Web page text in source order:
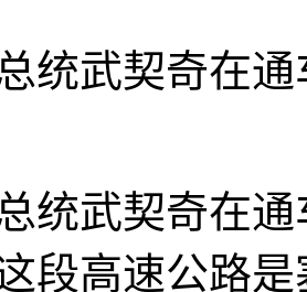
统武契奇在
统武契奇在
段高速公路